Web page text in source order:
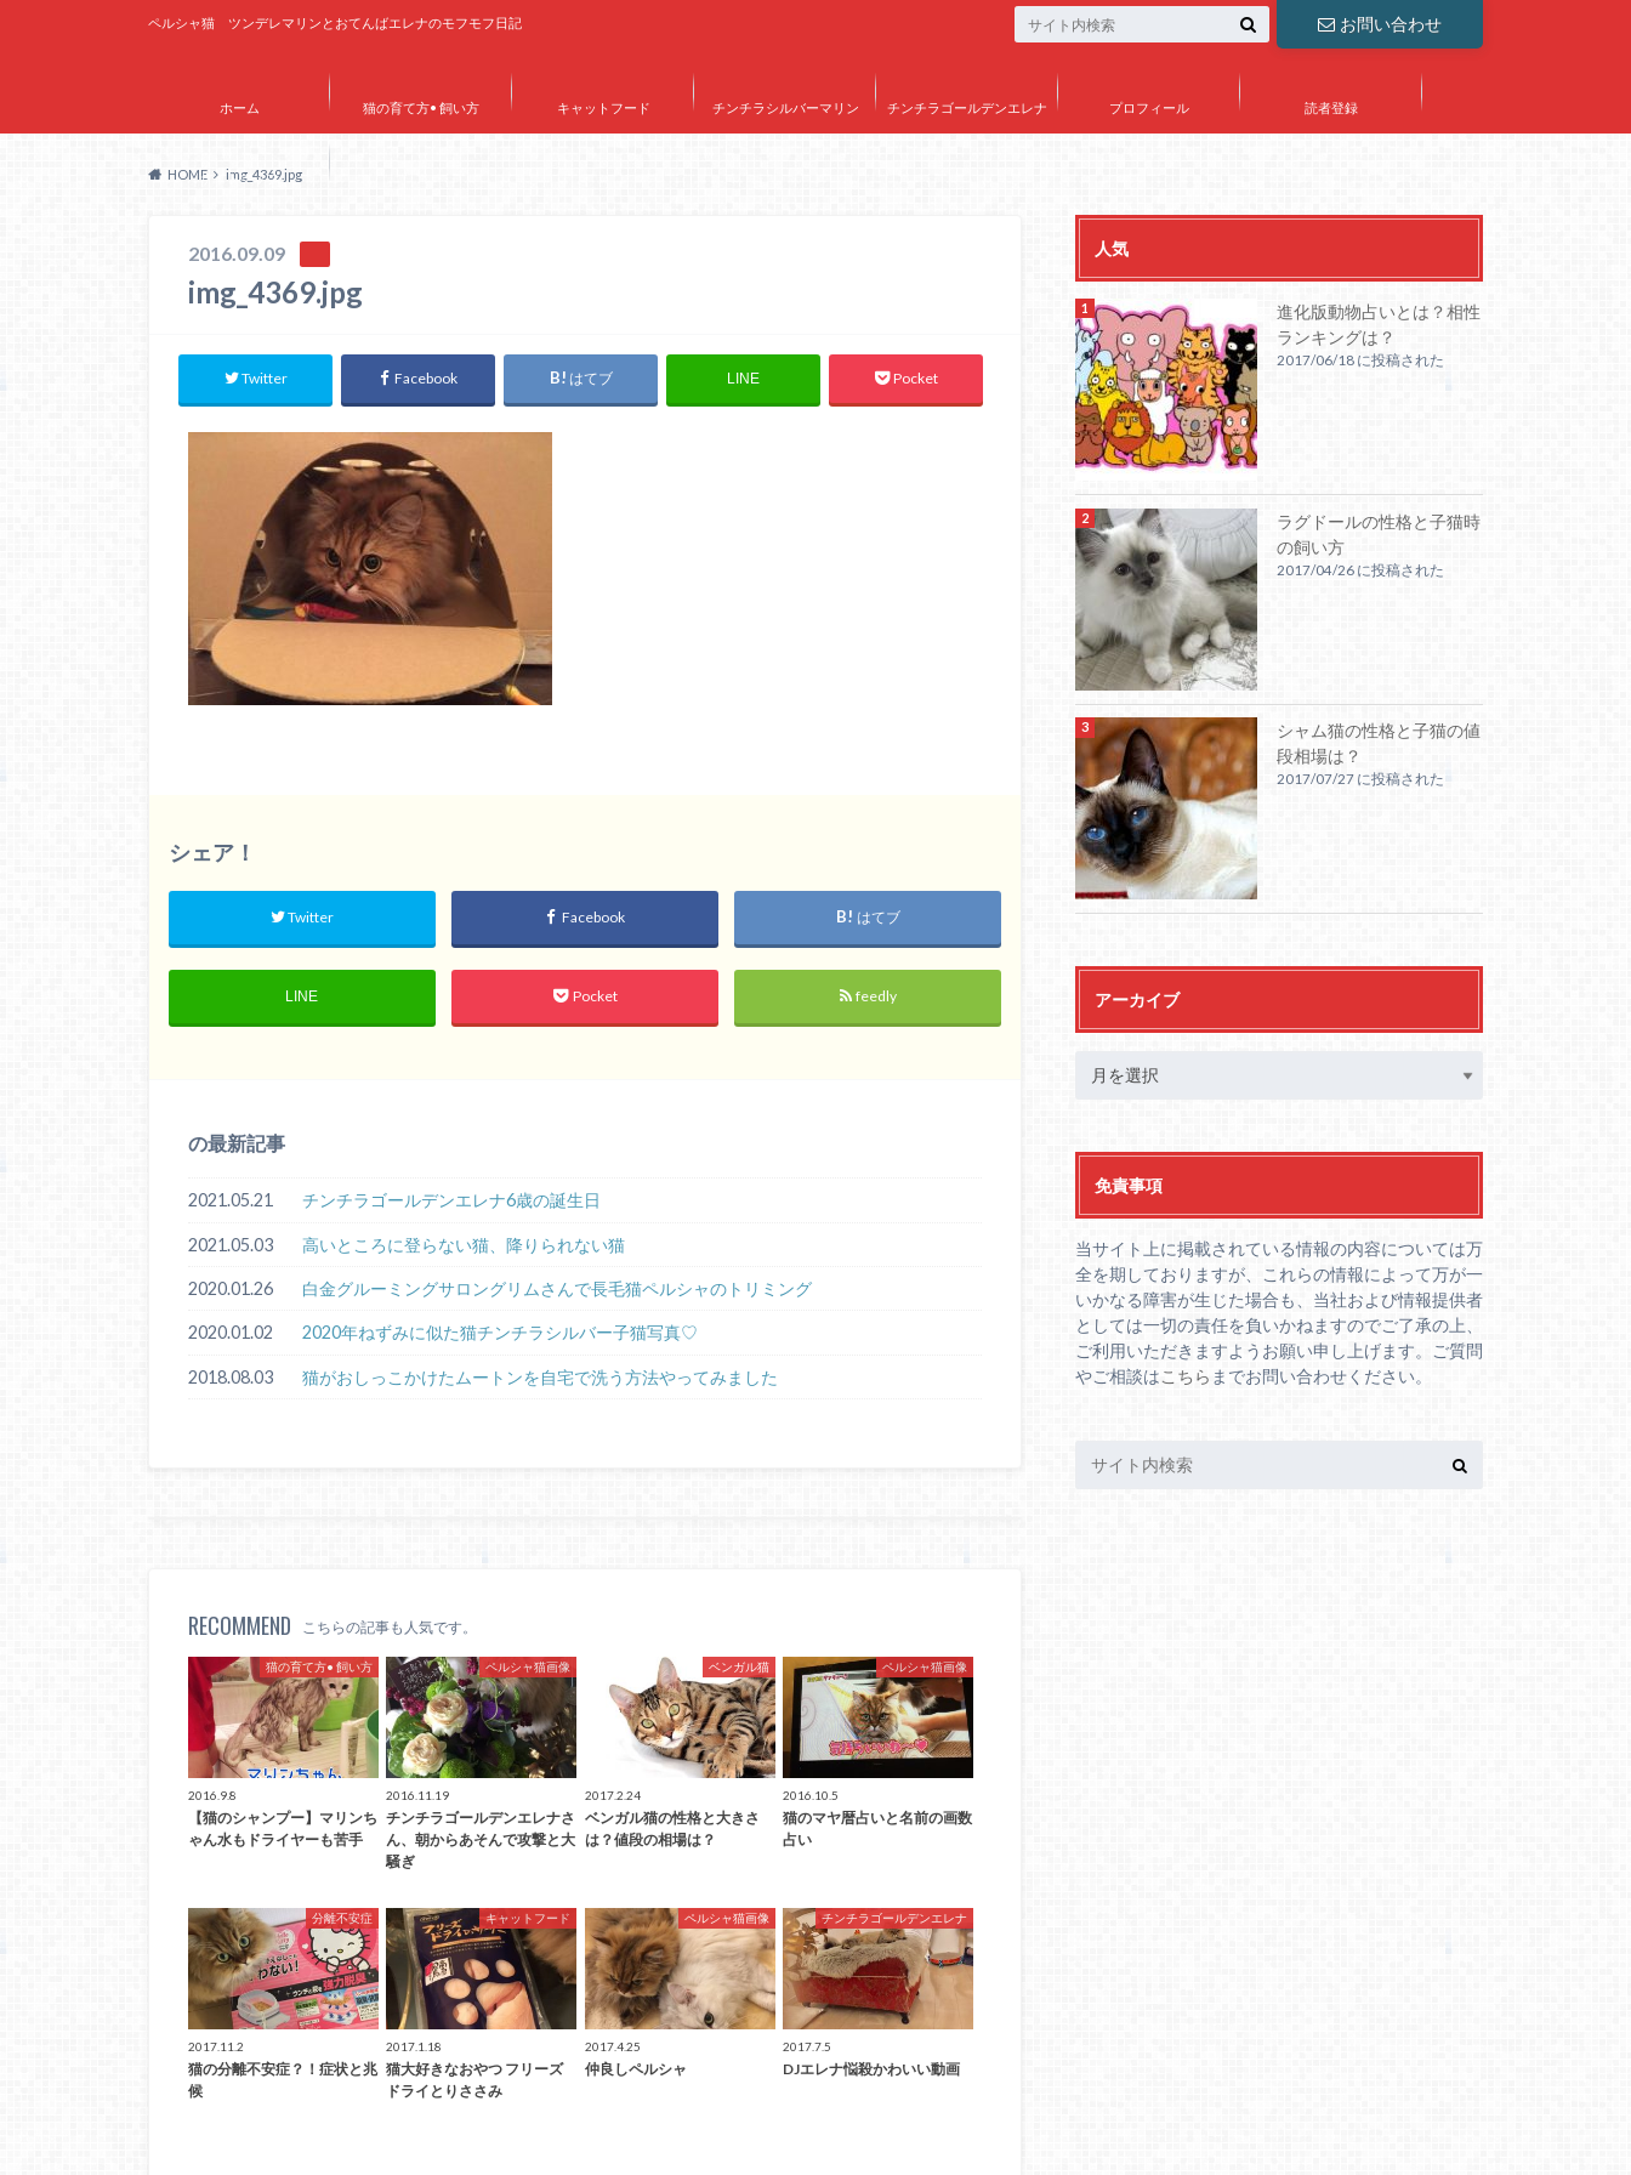
ペルシャ猫 ツンデレマリンとおてんばエレナのモフモフ日記 お問い合わせ
ホーム 猫の育て方• 飼い方 キャットフード チンチラシルバーマリン チンチラゴールデンエレナ プロフィール 読者登録
サイトマップ
HOME img_4369.jpg
2016.09.09
img_4369.jpg
Twitter Facebook はてブ LINE Pocket
シェア！
Twitter Facebook はてブ
LINE Pocket feedly
の最新記事
2021.05.21 チンチラゴールデンエレナ6歳の誕生日
2021.05.03 高いところに登らない猫、降りられない猫
2020.01.26 白金グルーミングサロングリムさんで長毛猫ペルシャのトリミング
2020.01.02 2020年ねずみに似た猫チンチラシルバー子猫写真♡
2018.08.03 猫がおしっこかけたムートンを自宅で洗う方法やってみました
RECOMMEND こちらの記事も人気です。
猫の育て方• 飼い方
2016.9.8
【猫のシャンプー】マリンち
ゃん水もドライヤーも苦手
ペルシャ猫画像
2016.11.19
チンチラゴールデンエレナさ
ん、朝からあそんで攻撃と大
騒ぎ
ベンガル猫
2017.2.24
ベンガル猫の性格と大きさ
は？値段の相場は？
ペルシャ猫画像
2016.10.5
猫のマヤ暦占いと名前の画数
占い
分離不安症
2017.11.2
猫の分離不安症？！症状と兆
候
キャットフード
2017.1.18
猫大好きなおやつ フリーズ
ドライとりささみ
ペルシャ猫画像
2017.4.25
仲良しペルシャ
チンチラゴールデンエレナ
2017.7.5
DJエレナ悩殺かわいい動画
人気
進化版動物占いとは？相性
ランキングは？
2017/06/18 に投稿された
ラグドールの性格と子猫時
の飼い方
2017/04/26 に投稿された
シャム猫の性格と子猫の値
段相場は？
2017/07/27 に投稿された
アーカイブ
免責事項
当サイト上に掲載されている情報の内容については万
全を期しておりますが、これらの情報によって万が一
いかなる障害が生じた場合も、当社および情報提供者
としては一切の責任を負いかねますのでご了承の上、
ご利用いただきますようお願い申し上げます。ご質問
やご相談はこちら までお問い合わせください。